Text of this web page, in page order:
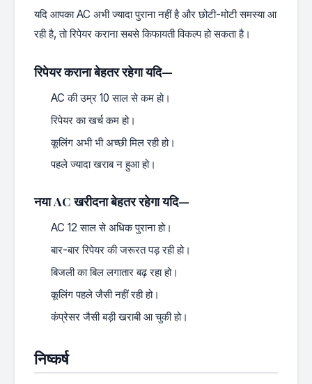
यदि आपका AC अभी ज्यादा पुराना नहीं है और छोटी-मोटी समस्या आ
रही है, तो रिपेयर कराना सबसे किफायती विकल्प हो सकता है।
रिपेयर कराना बेहतर रहेगा यदि—
AC की उम्र 10 साल से कम हो।
रिपेयर का खर्च कम हो।
कूलिंग अभी भी अच्छी मिल रही हो।
पहले ज्यादा खराब न हुआ हो।
नया AC खरीदना बेहतर रहेगा यदि—
AC 12 साल से अधिक पुराना हो।
बार-बार रिपेयर की जरूरत पड़ रही हो।
बिजली का बिल लगातार बढ़ रहा हो।
कूलिंग पहले जैसी नहीं रही हो।
कंप्रेसर जैसी बड़ी खराबी आ चुकी हो।
निष्कर्ष